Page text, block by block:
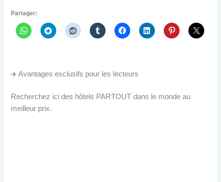
Partager:
✈️ Avantages exclusifs pour les lecteurs
Recherchez ici des hôtels PARTOUT dans le monde au
meilleur prix.